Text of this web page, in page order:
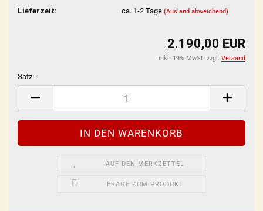
Lieferzeit:
ca. 1-2 Tage (Ausland abweichend)
2.190,00 EUR
inkl. 19% MwSt. zzgl. Versand
Satz:
Satz
AUF DEN MERKZETTEL
FRAGE ZUM PRODUKT